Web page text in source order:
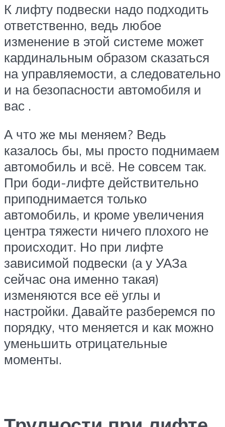
К лифту подвески надо подходить
ответственно, ведь любое
изменение в этой системе может
кардинальным образом сказаться
на управляемости, а следовательно
и на безопасности автомобиля и
вас .
А что же мы меняем? Ведь
казалось бы, мы просто поднимаем
автомобиль и всё. Не совсем так.
При боди-лифте действительно
приподнимается только
автомобиль, и кроме увеличения
центра тяжести ничего плохого не
происходит. Но при лифте
зависимой подвески (а у УАЗа
сейчас она именно такая)
изменяются все её углы и
настройки. Давайте разберемся по
порядку, что меняется и как можно
уменьшить отрицательные
моменты.